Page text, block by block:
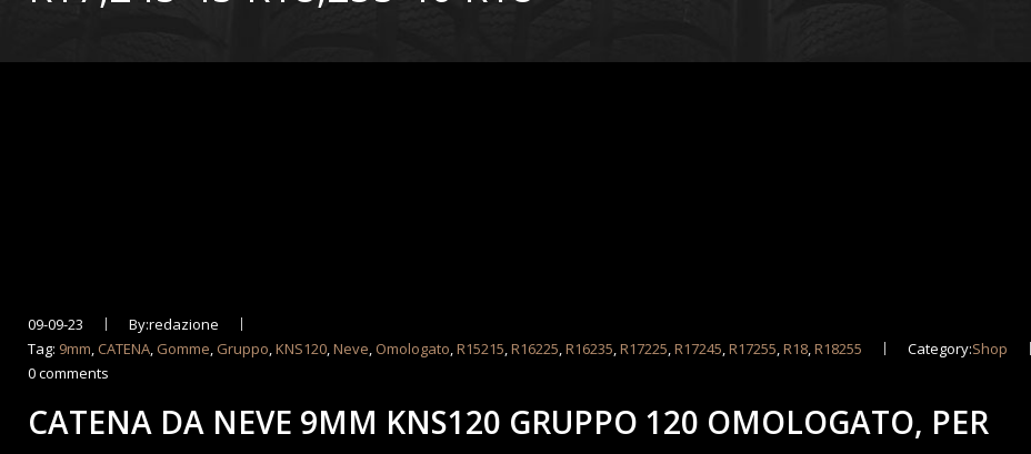
09-09-23
By:redazione
Tag: 9mm, CATENA, Gomme, Gruppo,KNS120,Neve, Omologato,R15215,R16225,R16235,R17225,R17245,R17255,R18,R18255 Category:Shop
0 comments
CATENA DA NEVE 9MM KNS120 GRUPPO 120 OMOLOGATO, PER